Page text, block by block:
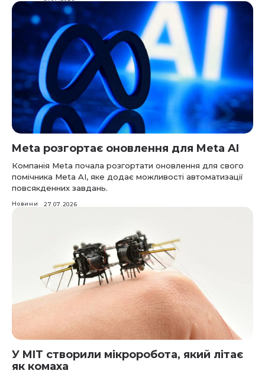
Meta розгортає оновлення для Meta AI
Компанія Meta почала розгортати оновлення для свого
помічника Meta AI, яке додає можливості автоматизації
повсякденних завдань.
Новини 27.07.2026
У MIT створили мікроробота, який літає
як комаха